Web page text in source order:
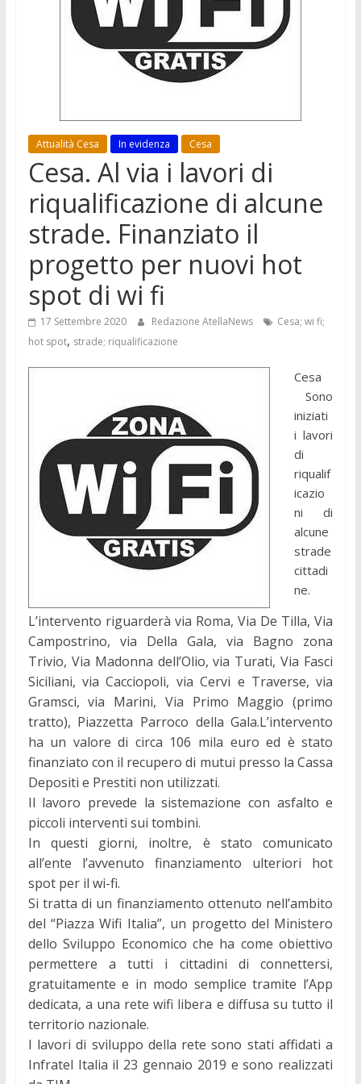
Attualità Cesa In evidenza Cesa
Cesa. Al via i lavori di
riqualificazione di alcune
strade. Finanziato il
progetto per nuovi hot
spot di wi fi
17 Settembre 2020 Redazione AtellaNews
Cesa; wi fi;
hot spot, strade; riqualificazione
Cesa
Sono
iniziati
i lavori
di
riqualif
icazio
ni di
alcune
strade
cittadi
ne.
L’intervento riguarderà via Roma, Via De Tilla, Via
Campostrino, via Della Gala, via Bagno zona
Trivio, Via Madonna dell’Olio, via Turati, Via Fasci
Siciliani, via Cacciopoli, via Cervi e Traverse, via
Gramsci, via Marini, Via Primo Maggio (primo
tratto), Piazzetta Parroco della Gala.L’intervento
ha un valore di circa 106 mila euro ed è stato
finanziato con il recupero di mutui presso la Cassa
Depositi e Prestiti non utilizzati.
Il lavoro prevede la sistemazione con asfalto e
piccoli interventi sui tombini.
In questi giorni, inoltre, è stato comunicato
all’ente l’avvenuto finanziamento ulteriori hot
spot per il wi-fi.
Si tratta di un finanziamento ottenuto nell’ambito
del “Piazza Wifi Italia”, un progetto del Ministero
dello Sviluppo Economico che ha come obiettivo
permettere a tutti i cittadini di connettersi,
gratuitamente e in modo semplice tramite l’App
dedicata, a una rete wifi libera e diffusa su tutto il
territorio nazionale.
I lavori di sviluppo della rete sono stati affidati a
Infratel Italia il 23 gennaio 2019 e sono realizzati